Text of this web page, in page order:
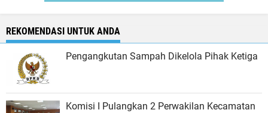
REKOMENDASI UNTUK ANDA
Pengangkutan Sampah Dikelola Pihak Ketiga
Komisi I Pulangkan 2 Perwakilan Kecamatan